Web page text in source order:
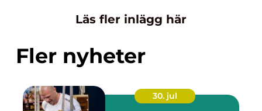
Läs fler inlägg här
Fler nyheter
30. jul